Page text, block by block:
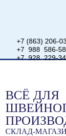
+7 (863) 206-
+7 988 586-
+7 928 229-
ВСЁ ДЛЯ
СКЛАД-